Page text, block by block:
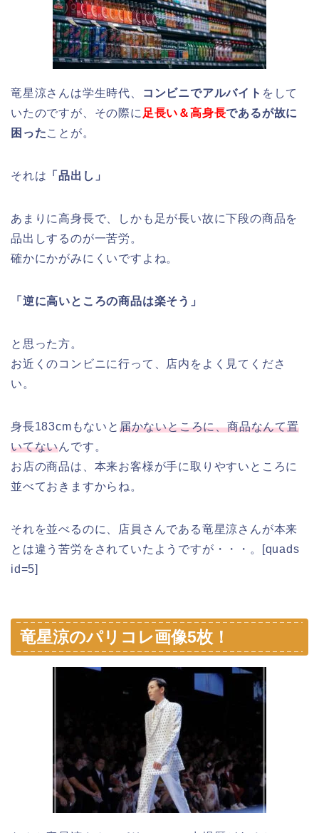
竜星涼さんは学生時代、 コンビニでアルバイト をして
いたのですが、その際に 足長い＆高身長であるが故に
困ったことが。
それは 「品出し」
あまりに高身長で、しかも足が長い故に下段の商品を
品出しするのが一苦労。
確かにかがみにくいですよね。
「逆に高いところの商品は楽そう」
と思った方。
お近くのコンビニに行って、店内をよく見てくださ
い。
身長183cmもないと 届かないところに、商品なんて置
いてないんです。
お店の商品は、本来お客様が手に取りやすいところに
並べておきますからね。
それを並べるのに、店員さんである竜星涼さんが本来
とは違う苦労をされていたようですが・・・。[quads
id=5]
竜星涼のパリコレ画像5枚！